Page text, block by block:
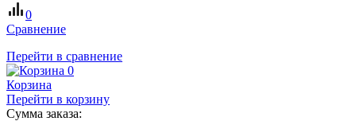
0
Сравнение
Перейти в сравнение
0
Корзина
Перейти в корзину
Сумма заказа: